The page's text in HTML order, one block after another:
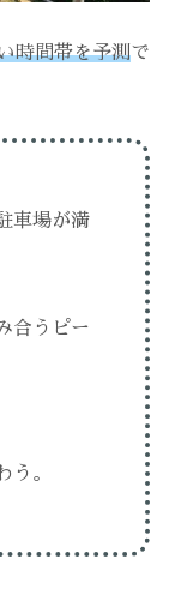
時間帯を予測で
車場が満
合うピー
う。